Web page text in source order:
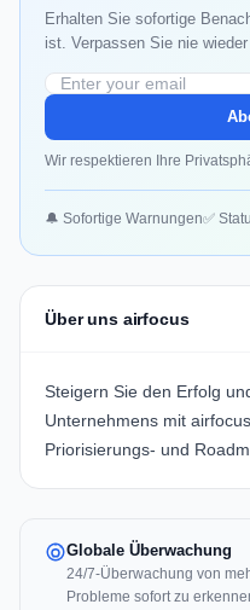
Erhalten Sie sofortige
ist. Verpassen Sie nie
Wir respektieren Ihre
🔔 Sofortige Warnungen✅
Über uns airfocus
Steigern Sie den Erfolg
Unternehmens mit
Priorisierungs- und
Globale Überwachung
24/7-Überwachung von
Probleme sofort zu